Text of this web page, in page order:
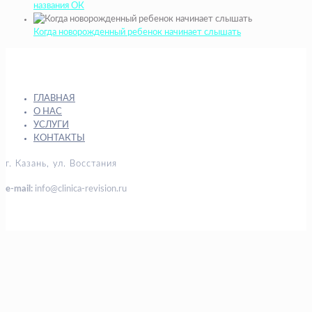
названия ОК
Когда новорожденный ребенок начинает слышать
ГЛАВНАЯ
О НАС
УСЛУГИ
КОНТАКТЫ
г. Казань, ул. Восстания
e-mail: info@clinica-revision.ru